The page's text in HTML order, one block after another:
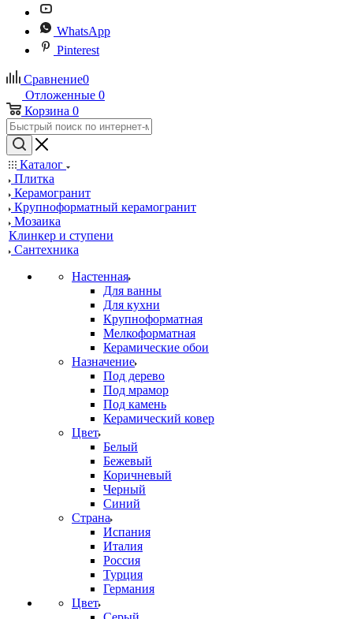
WhatsApp
Pinterest
Сравнение0
Отложенные 0
Корзина 0
Каталог
Плитка
Керамогранит
Крупноформатный керамогранит
Мозаика
Клинкер и ступени
Сантехника
Настенная
Для ванны
Для кухни
Крупноформатная
Мелкоформатная
Керамические обои
Назначение
Под дерево
Под мрамор
Под камень
Керамический ковер
Цвет
Белый
Бежевый
Коричневый
Черный
Синий
Страна
Испания
Италия
Россия
Турция
Германия
Цвет